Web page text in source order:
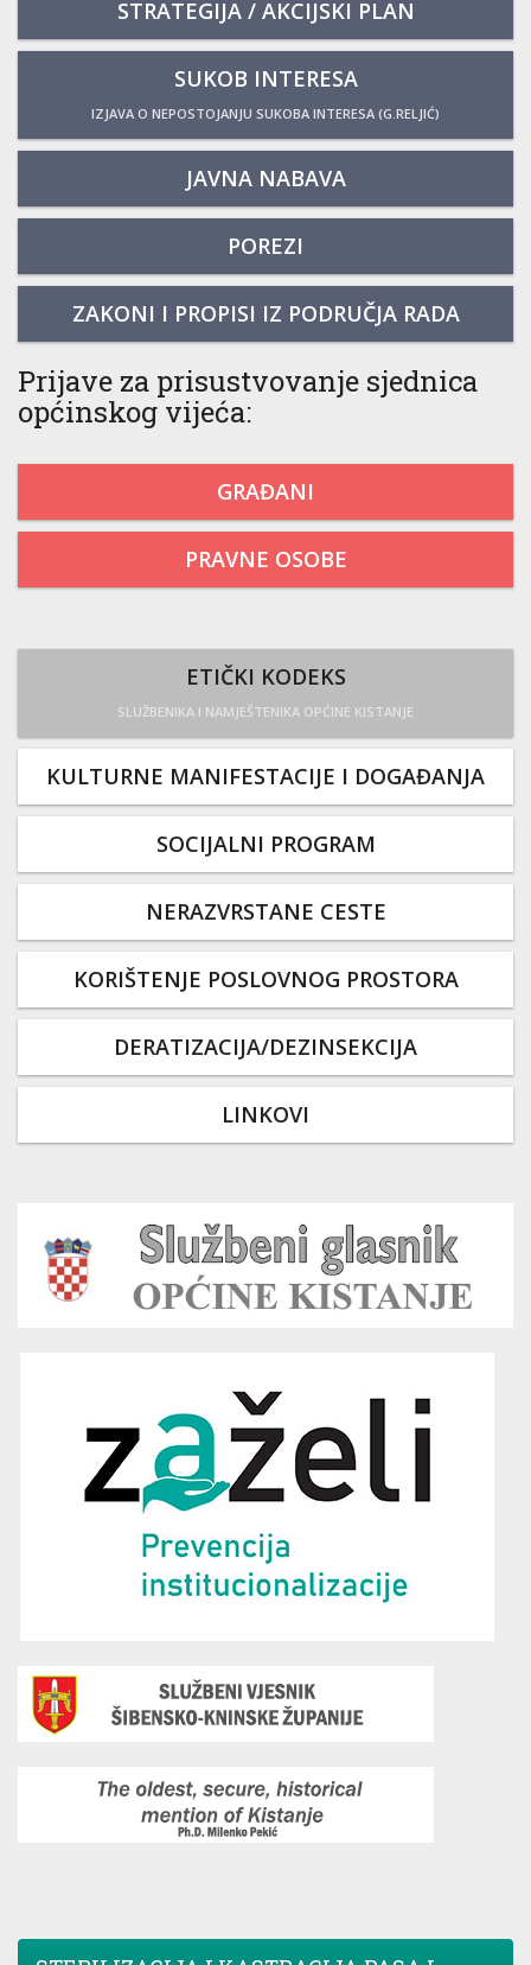
STRATEGIJA / AKCIJSKI PLAN
SUKOB INTERESA
IZJAVA O NEPOSTOJANJU SUKOBA INTERESA (G.RELJIĆ)
JAVNA NABAVA
POREZI
ZAKONI I PROPISI IZ PODRUČJA RADA
Prijave za prisustvovanje sjednica
općinskog vijeća:
GRAĐANI
PRAVNE OSOBE
ETIČKI KODEKS
SLUŽBENIKA I NAMJEŠTENIKA OPĆINE KISTANJE
KULTURNE MANIFESTACIJE I DOGAĐANJA
SOCIJALNI PROGRAM
NERAZVRSTANE CESTE
KORIŠTENJE POSLOVNOG PROSTORA
DERATIZACIJA/DEZINSEKCIJA
LINKOVI